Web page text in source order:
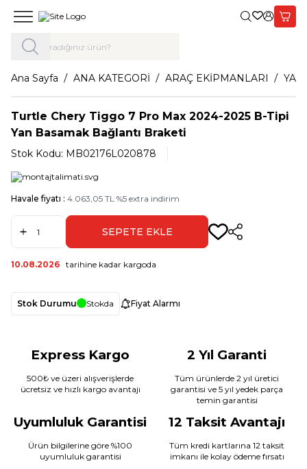
Giriş Yap,
Ana Sayfa ANA KATEGORİ ARAÇ EKİPMANLARI
Turtle Chery Tiggo 7 Pro Max 2024-2025 B-Tipi
Yan Basamak Bağlantı Braketi
Stok Kodu: MB02176L020878
Havale fiyatı : 4.063,05 TL %5 extra indirim
SEPETE EKLE Paylaş
10.08.2026 tarihine kadar kargoda
Stok Durumu Stokda Fiyat Alarmı
Express Kargo
500₺ ve üzeri alışverişlerde
ücretsiz ve hızlı kargo avantajı
2 Yıl Garanti
Tüm ürünlerde 2 yıl üretici
garantisi ve 5 yıl yedek parça
temin garantisi
Uyumluluk Garantisi
Ürün bilgilerine göre %100
uyumluluk garantisi
12 Taksit Avantajı
Tüm kredi kartlarına 12 taksit
imkanı ile kolay ödeme fırsatı